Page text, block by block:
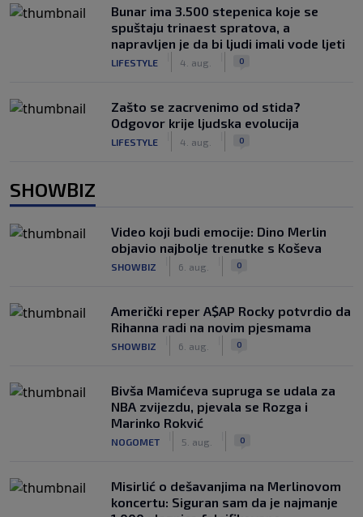
Bunar imа 3.500 stepenica koje se
spuštaju trinaest spratova, a
napravljen je da bi ljudi imali vode ljeti
LIFESTYLE 4. aug. 0
Zašto se zacrvenimo od stida?
Odgovor krije ljudska evolucija
LIFESTYLE 4. aug. 0
SHOWBIZ
Video koji budi emocije: Dino Merlin
objavio najbolje trenutke s Koševa
SHOWBIZ 6. aug. 0
Američki reper A$AP Rocky potvrdio da
Rihanna radi na novim pjesmama
SHOWBIZ 6. aug. 0
Bivša Mamićeva supruga se udala za
NBA zvijezdu, pjevala se Rozga i
Marinko Rokvić
NOGOMET 5. aug. 0
Misirlić o dešavanjima na Merlinovom
koncertu: Siguran sam da je najmanje